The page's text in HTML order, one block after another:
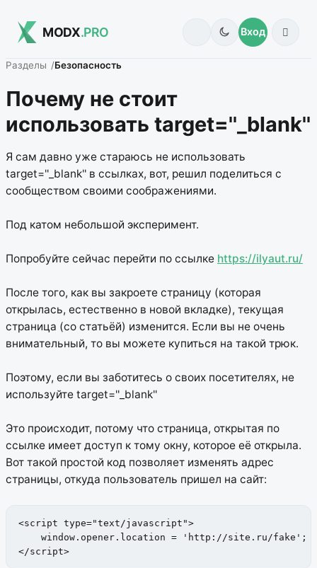
MODX.PRO Вход
Разделы Безопасность
Почему не стоит
использовать target=''_blank''
Я сам давно уже стараюсь не использовать
target=''_blank'' в ссылках, вот, решил поделиться с
сообществом своими соображениями.
Под катом небольшой эксперимент.
Попробуйте сейчас перейти по ссылке https://ilyaut.ru/
После того, как вы закроете страницу (которая
открылась, естественно в новой вкладке), текущая
страница (со статьёй) изменится. Если вы не очень
внимательный, то вы можете купиться на такой трюк.
Поэтому, если вы заботитесь о своих посетителях, не
используйте target=''_blank''
Это происходит, потому что страница, открытая по
ссылке имеет доступ к тому окну, которое её открыла.
Вот такой простой код позволяет изменять адрес
страницы, откуда пользователь пришел на сайт:
<script type="text/javascript">
    window.opener.location = 'http://site.ru/fake';
</script>